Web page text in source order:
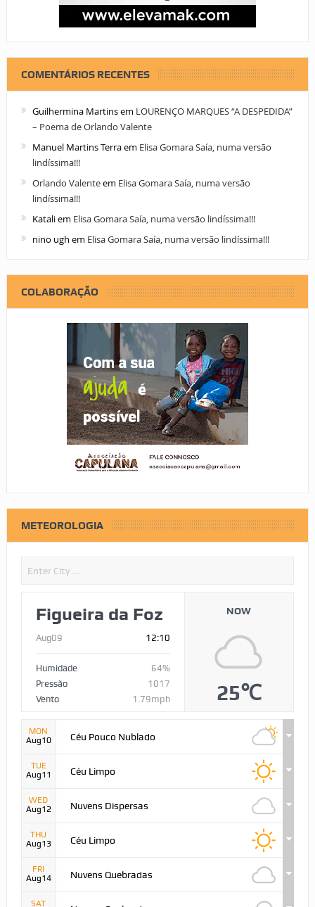
COMENTÁRIOS RECENTES
Guilhermina Martinsem LOURENÇO MARQUES “A DESPEDIDA”
– Poema de Orlando Valente
Manuel Martins Terraem Elisa Gomara Saía, numa versão
lindíssima!!!
Orlando Valenteem Elisa Gomara Saía, numa versão
lindíssima!!!
Kataliem Elisa Gomara Saía, numa versão lindíssima!!!
nino ugh em Elisa Gomara Saía, numa versão lindíssima!!!
COLABORAÇÃO
METEOROLOGIA
Figueira da Foz
Aug09 12:10
Humidade
64%
Pressão
1017
Vento
1.79mph
NOW
25℃
MON
Aug10
Céu Pouco Nublado
TUE
Aug11
Céu Limpo
WED
Aug12
Nuvens Dispersas
THU
Aug13
Céu Limpo
FRI
Aug14
Nuvens Quebradas
SAT